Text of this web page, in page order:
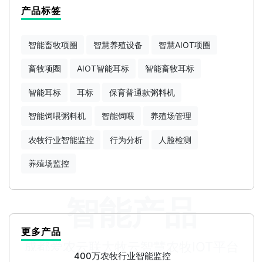
智能产品
产品标签
智能畜牧项圈 智慧养殖设备 智慧AIOT项圈
畜牧项圈 AIOT智能耳标 智能畜牧耳标
智能耳标 耳标 保育普通款粥料机
智能饲喂粥料机 智能饲喂 养殖场管理
农牧行业智能监控 行为分析 人脸检测
养殖场监控
更多产品
400万农牧行业智能监控